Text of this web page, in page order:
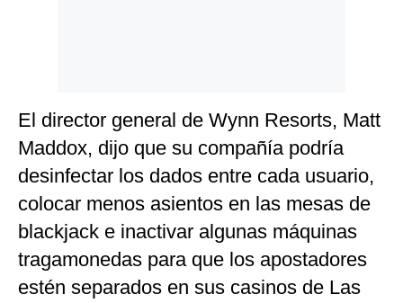
El director general de Wynn Resorts, Matt
Maddox, dijo que su compañía podría
desinfectar los dados entre cada usuario,
colocar menos asientos en las mesas de
blackjack e inactivar algunas máquinas
tragamonedas para que los apostadores
estén separados en sus casinos de Las